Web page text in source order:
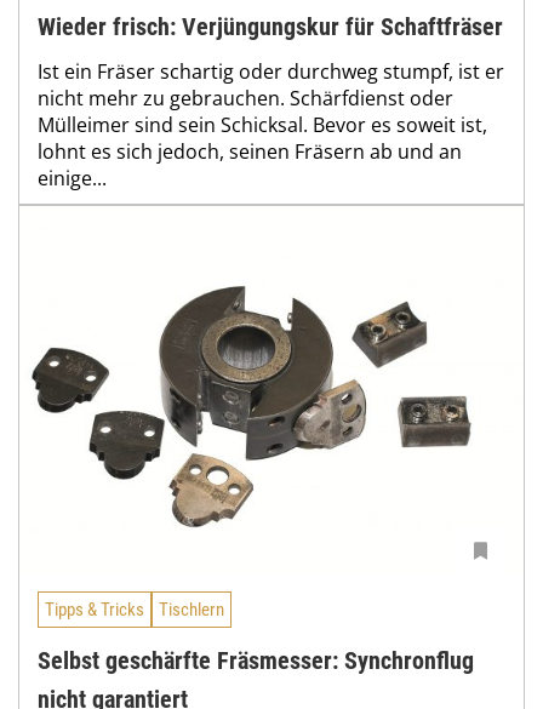
Wieder frisch: Verjüngungskur für Schaftfräser
Ist ein Fräser schartig oder durchweg stumpf, ist er
nicht mehr zu gebrauchen. Schärfdienst oder
Mülleimer sind sein Schicksal. Bevor es soweit ist,
lohnt es sich jedoch, seinen Fräsern ab und an
einige...
Tipps & Tricks Tischlern
Selbst geschärfte Fräsmesser: Synchronflug
nicht garantiert